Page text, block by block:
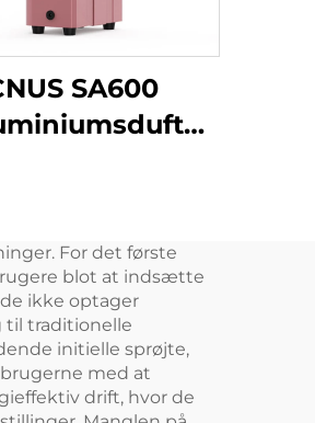
SA600
duft
hvac diffuser
Hotel
For det første
blot at indsætte
ikke optager
til traditionelle
initielle sprøjte,
med at
drift, hvor de